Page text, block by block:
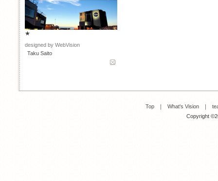
★
designed by WebVision
Taku Saito
Top ｜ What's Vision ｜
Copyright